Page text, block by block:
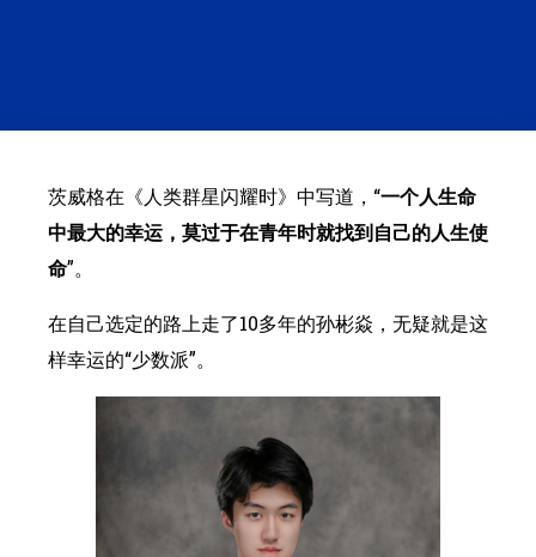
茨威格在《人类群星闪耀时》中写道，“一个人生命
中最大的幸运，莫过于在青年时就找到自己的人生使
命”。
在自己选定的路上走了10多年的孙彬焱，无疑就是这
样幸运的“少数派”。